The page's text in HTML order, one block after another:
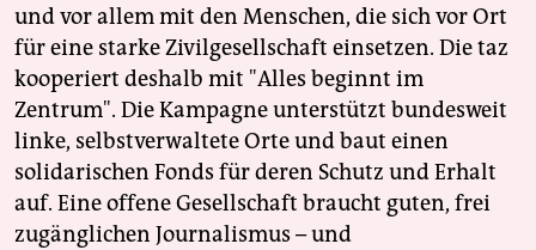
und vor allem mit den Menschen, die sich vor Ort
für eine starke Zivilgesellschaft einsetzen. Die taz
kooperiert deshalb mit "Alles beginnt im
Zentrum". Die Kampagne unterstützt bundesweit
linke, selbstverwaltete Orte und baut einen
solidarischen Fonds für deren Schutz und Erhalt
auf. Eine offene Gesellschaft braucht guten, frei
zugänglichen Journalismus – und